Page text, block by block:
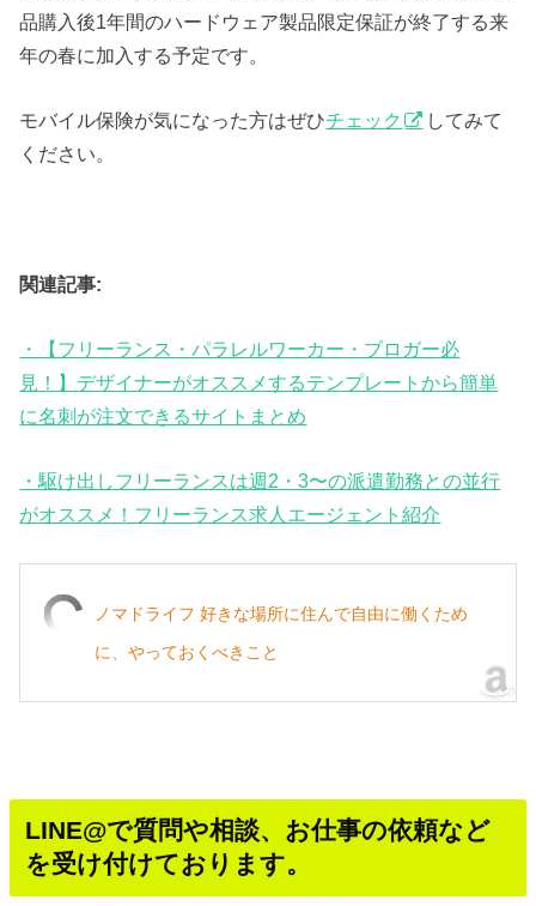
品購入後1年間のハードウェア製品限定保証が終了する来
年の春に加入する予定です。
モバイル保険が気になった方はぜひチェック
してみて
ください。
関連記事:
・【フリーランス・パラレルワーカー・ブロガー必
見！】デザイナーがオススメするテンプレートから簡単
に名刺が注文できるサイトまとめ
・駆け出しフリーランスは週2・3〜の派遣勤務との並行
がオススメ！フリーランス求人エージェント紹介
ノマドライフ 好きな場所に住んで自由に働くため
に、やっておくべきこと
LINE@で質問や相談、お仕事の依頼など
を受け付けております。